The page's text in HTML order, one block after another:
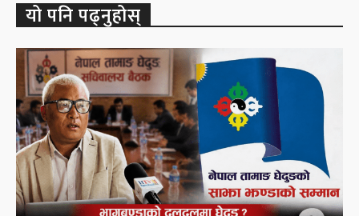
यो पनि पढ्नुहोस्